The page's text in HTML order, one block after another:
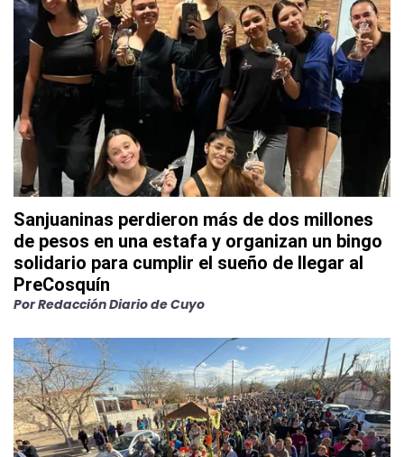
Sanjuaninas perdieron más de dos millones
de pesos en una estafa y organizan un bingo
solidario para cumplir el sueño de llegar al
PreCosquín
PorRedacción Diario de Cuyo